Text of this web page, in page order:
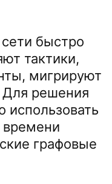
быстро
тактики,
мигрируют
решения
времени
графовые